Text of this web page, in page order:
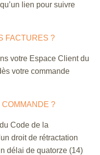
lien pour suivre
FACTURES ?
votre Espace Client du
votre commande
?
Code de la
droit de rétractation
délai de quatorze (14)